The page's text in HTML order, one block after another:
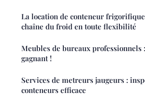
La location de conteneur
chaîne du froid en toute flexibilité
Meubles de bureaux professionnels
gagnant !
Services de metreurs jaugeurs :
conteneurs efficace